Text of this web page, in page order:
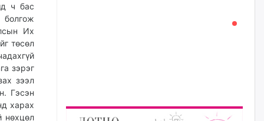
ч бас
болгож
Их
төсөл
зэрэг
зээл
Гэсэн
харах
нөхцөл